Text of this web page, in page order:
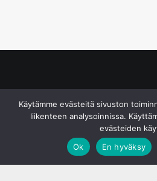
Käytämme evästeitä sivuston
liikenteen analysoinnissa.
evästeiden
Ok
En hyväksy